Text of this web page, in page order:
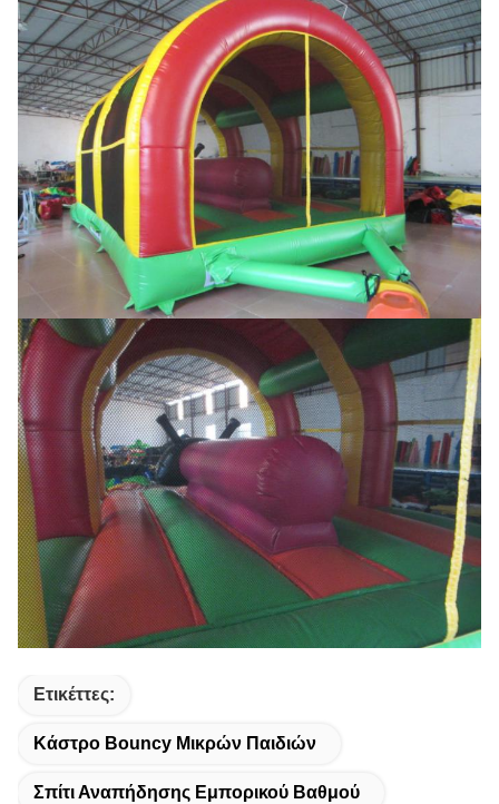
Ετικέττες:
Κάστρο Bouncy Μικρών Παιδιών
Σπίτι Αναπήδησης Εμπορικού Βαθμού